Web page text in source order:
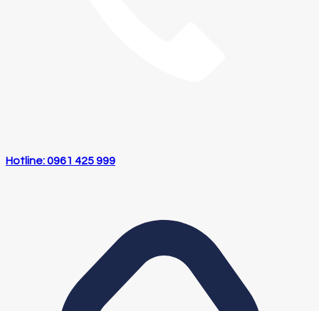
Hotline: 0961 425 999